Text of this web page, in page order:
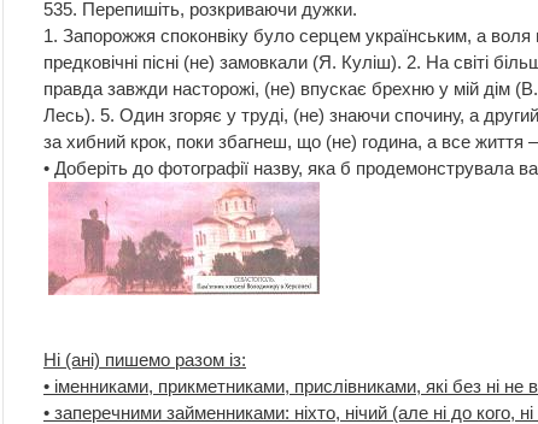
535. Перепишіть, розкриваючи дужки.
1. Запорожжя споконвіку було серцем українським, а воля
предковічні пісні (не) замовкали (Я. Куліш). 2. На світі
правда завжди насторожі, (не) впускає брехню у мій дім
Лесь). 5. Один згоряє у труді, (не) знаючи спочину, а
за хибний крок, поки збагнеш, що (не) година, а все
• Доберіть до фотографії назву, яка б продемонструвала
Ні (ані) пишемо разом із:
• іменниками, прикметниками, прислівниками, які без ні не
• заперечними займенниками: ніхто, нічий (але ні до кого,